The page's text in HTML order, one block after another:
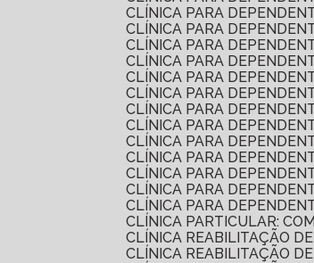
CLÍNICA PARA
CLÍNICA PARA
CLÍNICA PARA
CLÍNICA PARA
CLÍNICA PARA
CLÍNICA PARA
CLÍNICA PARA
CLÍNICA PARA
CLÍNICA PARA
CLÍNICA PARA
CLÍNICA PARA
CLÍNICA PARA
CLÍNICA PARA
CLÍNICA PARTICULAR:
CLÍNICA REABILITAÇÃO
CLÍNICA REABILITAÇÃO